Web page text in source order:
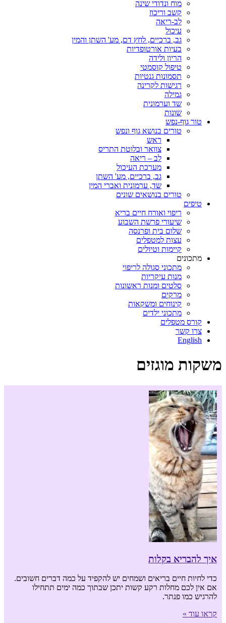
מוח ונדודי שינה
קשב וריכוז
לב-ריאה
עיכול
גב, ברכיים, לחץ דם, מע' השתן והמין
בעיות אורטופדיות
הריון ולידה
טיפול קוסמטי
תסמונות גנטיות
רגישות לקרינה
גמילה
שד וערמונית
שונות
טור גוף-נפש
טורים בנושא גוף ונפש
ראש
צוואר ובלוטת התריס
לב – ריאה
מערכת העיכול
גב, ברכיים, מע' השתן
שד, ערמונית ואברי המין
טורים בנושאים שונים
טיפים
ריפוי ואורח חיים בריא
שיעורי פרשת השבוע
שלום בית ופרנסה
עצות למטפלים
קיימות וטיולים
מתכונים
מתכוני סגולה לריפוי
מנות עיקריות
סלטים ומנות ראשונות
מרקים
קינוחים ומשקאות
מתכוני ילדים
קורס מטפלים
צרו קשר
English
משקות מוגזים
איך להבריא בקלות
כדי לחיות חיים בריאים ושמחים יש להקפיד על כמה דברים חשובים.
אם אין לכם מחלות רקע קשות יתכן שבתוך כמה ימים תתחילו
להרגיש כמו פנתר.
קראו עוד »